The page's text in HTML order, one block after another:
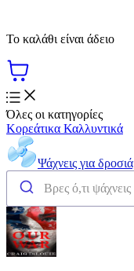
Το καλάθι είναι άδειο
Όλες οι κατηγορίες
Κορεάτικα Καλλυντικά
Ψάχνεις για